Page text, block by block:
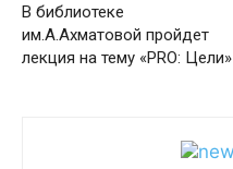
В библиотеке
им.А.Ахматовой пройдет
лекция на тему «PRO: Цели»